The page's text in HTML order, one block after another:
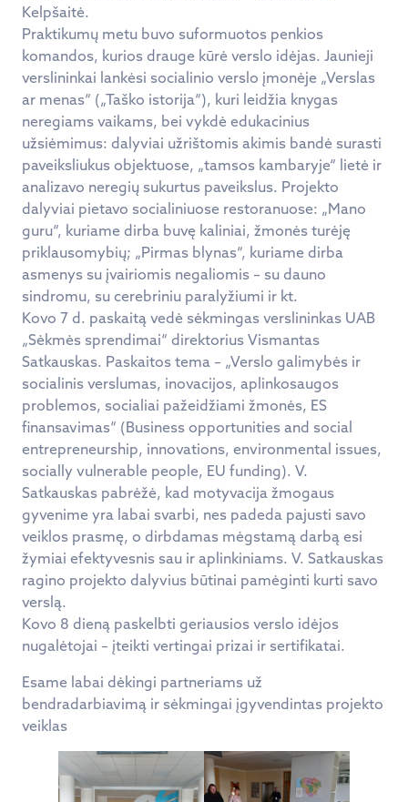
Kelpšaitė.
Praktikumų metu buvo suformuotos penkios
komandos, kurios drauge kūrė verslo idėjas. Jaunieji
verslininkai lankėsi socialinio verslo įmonėje „Verslas
ar menas“ („Taško istorija“), kuri leidžia knygas
neregiams vaikams, bei vykdė edukacinius
užsiėmimus: dalyviai užrištomis akimis bandė surasti
paveiksliukus objektuose, „tamsos kambaryje“ lietė ir
analizavo neregių sukurtus paveikslus. Projekto
dalyviai pietavo socialiniuose restoranuose: „Mano
guru“, kuriame dirba buvę kaliniai, žmonės turėję
priklausomybių; „Pirmas blynas“, kuriame dirba
asmenys su įvairiomis negaliomis – su dauno
sindromu, su cerebriniu paralyžiumi ir kt.
Kovo 7 d. paskaitą vedė sėkmingas verslininkas UAB
„Sėkmės sprendimai“ direktorius Vismantas
Satkauskas. Paskaitos tema – „Verslo galimybės ir
socialinis verslumas, inovacijos, aplinkosaugos
problemos, socialiai pažeidžiami žmonės, ES
finansavimas“ (Business opportunities and social
entrepreneurship, innovations, environmental issues,
socially vulnerable people, EU funding). V.
Satkauskas pabrėžė, kad motyvacija žmogaus
gyvenime yra labai svarbi, nes padeda pajusti savo
veiklos prasmę, o dirbdamas mėgstamą darbą esi
žymiai efektyvesnis sau ir aplinkiniams. V. Satkauskas
ragino projekto dalyvius būtinai pamėginti kurti savo
verslą.
Kovo 8 dieną paskelbti geriausios verslo idėjos
nugalėtojai – įteikti vertingai prizai ir sertifikatai.
Esame labai dėkingi partneriams už
bendradarbiavimą ir sėkmingai įgyvendintas projekto
veiklas